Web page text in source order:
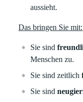
aussieht.
Das bringen Sie mit:
Sie sind
Menschen zu.
Sie sind zeitlich
Sie sind